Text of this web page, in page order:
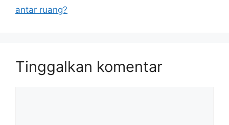
antar ruang?
Tinggalkan komentar